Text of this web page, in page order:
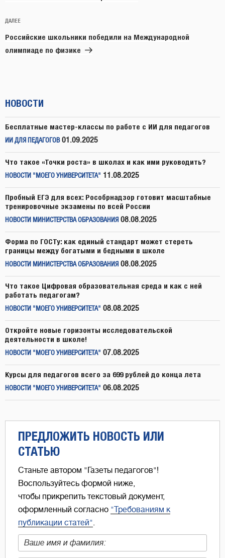
Следующая
запись
ДАЛЕЕ
Российские школьники победили на Международной
олимпиаде по физике
НОВОСТИ
Бесплатные мастер-классы по работе с ИИ для педагогов
ИИ ДЛЯ ПЕДАГОГОВ 01.09.2025
Что такое «Точки роста» в школах и как ими руководить?
НОВОСТИ "МОЕГО УНИВЕРСИТЕТА" 11.08.2025
Пробный ЕГЭ для всех: Рособрнадзор готовит масштабные
тренировочные экзамены по всей России
НОВОСТИ МИНИСТЕРСТВА ОБРАЗОВАНИЯ 08.08.2025
Форма по ГОСТу: как единый стандарт может стереть
границы между богатыми и бедными в школе
НОВОСТИ МИНИСТЕРСТВА ОБРАЗОВАНИЯ 08.08.2025
Что такое Цифровая образовательная среда и как с ней
работать педагогам?
НОВОСТИ "МОЕГО УНИВЕРСИТЕТА" 08.08.2025
Откройте новые горизонты исследовательской
деятельности в школе!
НОВОСТИ "МОЕГО УНИВЕРСИТЕТА" 07.08.2025
Курсы для педагогов всего за 699 рублей до конца лета
НОВОСТИ "МОЕГО УНИВЕРСИТЕТА" 06.08.2025
ПРЕДЛОЖИТЬ НОВОСТЬ ИЛИ
СТАТЬЮ
Станьте автором "Газеты педагогов"!
Воспользуйтесь формой ниже,
чтобы прикрепить текстовый документ,
оформленный согласно "Требованиям к
публикации статей"